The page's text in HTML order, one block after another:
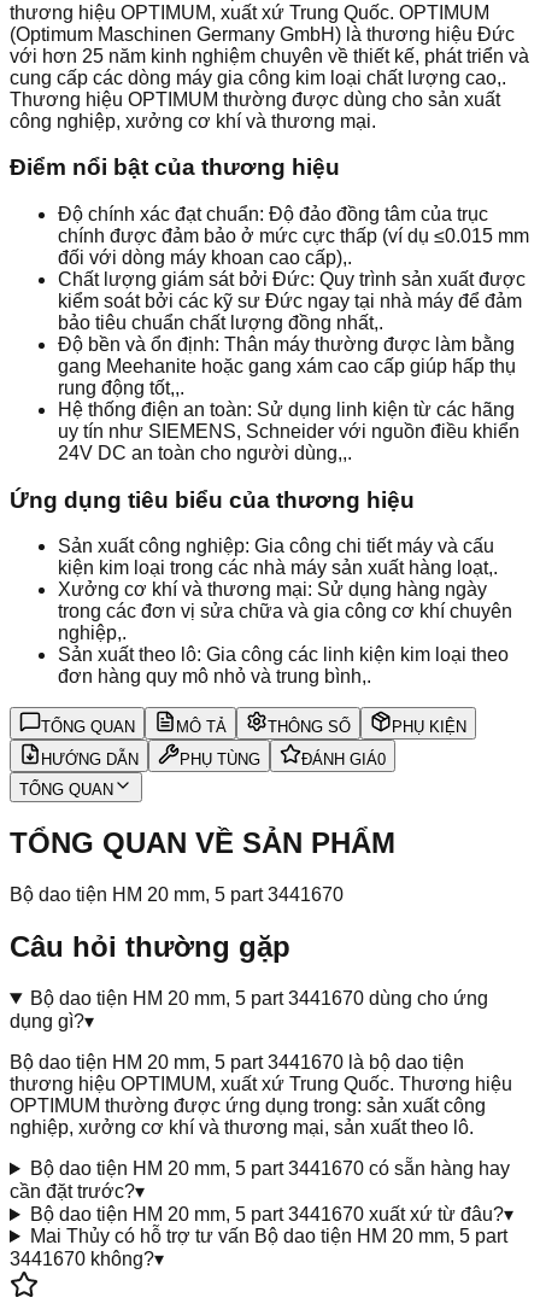
thương hiệu OPTIMUM, xuất xứ Trung Quốc. OPTIMUM
(Optimum Maschinen Germany GmbH) là thương hiệu Đức
với hơn 25 năm kinh nghiệm chuyên về thiết kế, phát triển và
cung cấp các dòng máy gia công kim loại chất lượng cao,.
Thương hiệu OPTIMUM thường được dùng cho sản xuất
công nghiệp, xưởng cơ khí và thương mại.
Điểm nổi bật của thương hiệu
Độ chính xác đạt chuẩn: Độ đảo đồng tâm của trục
chính được đảm bảo ở mức cực thấp (ví dụ ≤0.015 mm
đối với dòng máy khoan cao cấp),.
Chất lượng giám sát bởi Đức: Quy trình sản xuất được
kiểm soát bởi các kỹ sư Đức ngay tại nhà máy để đảm
bảo tiêu chuẩn chất lượng đồng nhất,.
Độ bền và ổn định: Thân máy thường được làm bằng
gang Meehanite hoặc gang xám cao cấp giúp hấp thụ
rung động tốt,,.
Hệ thống điện an toàn: Sử dụng linh kiện từ các hãng
uy tín như SIEMENS, Schneider với nguồn điều khiển
24V DC an toàn cho người dùng,,.
Ứng dụng tiêu biểu của thương hiệu
Sản xuất công nghiệp: Gia công chi tiết máy và cấu
kiện kim loại trong các nhà máy sản xuất hàng loạt,.
Xưởng cơ khí và thương mại: Sử dụng hàng ngày
trong các đơn vị sửa chữa và gia công cơ khí chuyên
nghiệp,.
Sản xuất theo lô: Gia công các linh kiện kim loại theo
đơn hàng quy mô nhỏ và trung bình,.
TỔNG QUAN MÔ TẢ THÔNG SỐ
PHỤ KIỆN
HƯỚNG DẪN
PHỤ TÙNG ĐÁNH GIÁ0
TỔNG QUAN
TỔNG QUAN VỀ SẢN PHẨM
Bộ dao tiện HM 20 mm, 5 part 3441670
Câu hỏi thường gặp
Bộ dao tiện HM 20 mm, 5 part 3441670 dùng cho ứng
dụng gì?▾
Bộ dao tiện HM 20 mm, 5 part 3441670 là bộ dao tiện
thương hiệu OPTIMUM, xuất xứ Trung Quốc. Thương hiệu
OPTIMUM thường được ứng dụng trong: sản xuất công
nghiệp, xưởng cơ khí và thương mại, sản xuất theo lô.
Bộ dao tiện HM 20 mm, 5 part 3441670 có sẵn hàng hay
cần đặt trước?▾
Bộ dao tiện HM 20 mm, 5 part 3441670 xuất xứ từ đâu?▾
Mai Thủy có hỗ trợ tư vấn Bộ dao tiện HM 20 mm, 5 part
3441670 không?▾